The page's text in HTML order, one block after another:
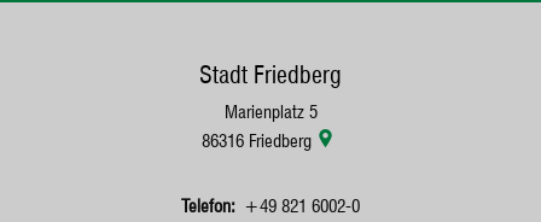
Stadt Friedberg
Marienplatz 5
86316 Friedberg
+49 821 6002-0